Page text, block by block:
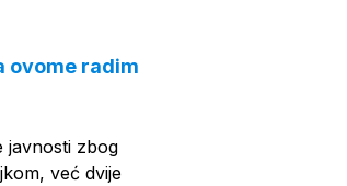
ovome radim
javnosti zbog
već dvije